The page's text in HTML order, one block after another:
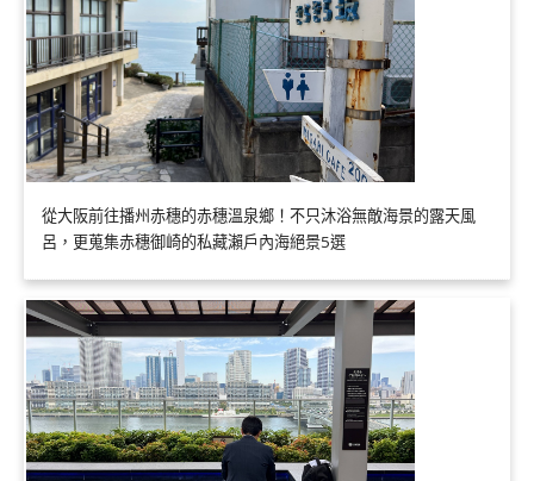
從大阪前往播州赤穗的赤穗溫泉鄉！不只沐浴無敵海景的露天風
呂，更蒐集赤穗御崎的私藏瀨戶內海絕景5選